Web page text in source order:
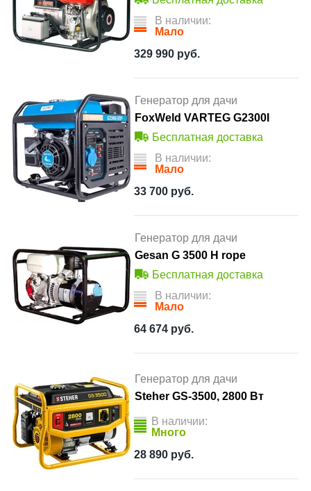
В наличии:
Мало
329 990 руб.
Генератор для дачи
FoxWeld VARTEG G2300I
Бесплатная доставка
В наличии:
Мало
33 700 руб.
Генератор для дачи
Gesan G 3500 H rope
Бесплатная доставка
В наличии:
Мало
64 674 руб.
Генератор для дачи
Steher GS-3500, 2800 Вт
В наличии:
Много
28 890 руб.